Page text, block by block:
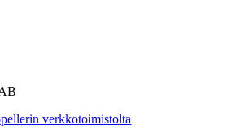
verkkotoimistolta